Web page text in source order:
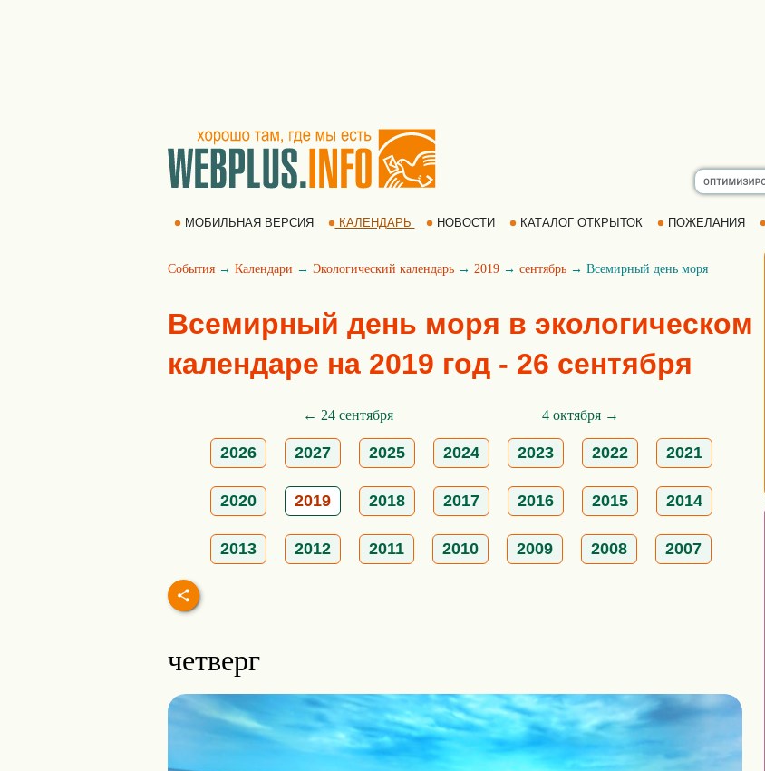
МОБИЛЬНАЯ ВЕРСИЯ КАЛЕНДАРЬ НОВОСТИ КАТАЛОГ ОТКРЫТОК ПОЖЕЛАНИЯ
События → Календари → Экологический календарь → 2019 → сентябрь → Всемирный день моря
Всемирный день моря в экологическом
календаре на 2019 год - 26 сентября
← 24 сентября 4 октября →
2026 2027 2025 2024 2023 2022 2021
2020 2019 2018 2017 2016 2015 2014
2013 2012 2011 2010 2009 2008 2007
четверг